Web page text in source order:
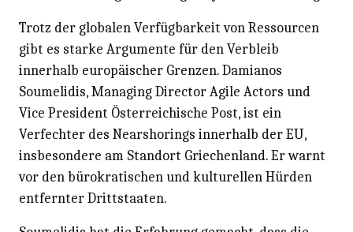
Trotz der globalen Verfügbarkeit von Ressourcen
gibt es starke Argumente für den Verbleib
innerhalb europäischer Grenzen. Damianos
Soumelidis, Managing Director Agile Actors und
Vice President Österreichische Post, ist ein
Verfechter des Nearshorings innerhalb der EU,
insbesondere am Standort Griechenland. Er warnt
vor den bürokratischen und kulturellen Hürden
entfernter Drittstaaten.